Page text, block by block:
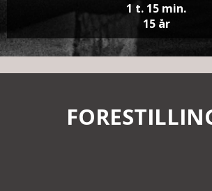
1 t. 15 min.
15 år